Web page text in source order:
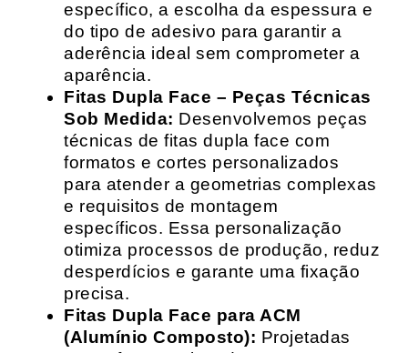
específico, a escolha da espessura e
do tipo de adesivo para garantir a
aderência ideal sem comprometer a
aparência.
Fitas Dupla Face – Peças Técnicas
Sob Medida: Desenvolvemos peças
técnicas de fitas dupla face com
formatos e cortes personalizados
para atender a geometrias complexas
e requisitos de montagem
específicos. Essa personalização
otimiza processos de produção, reduz
desperdícios e garante uma fixação
precisa.
Fitas Dupla Face para ACM
(Alumínio Composto): Projetadas